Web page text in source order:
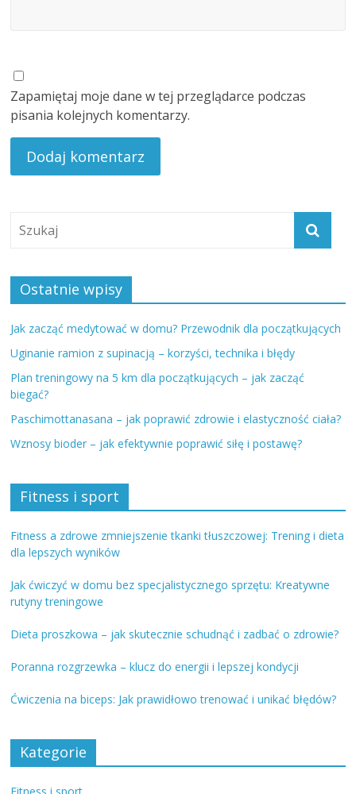
Zapamiętaj moje dane w tej przeglądarce podczas
pisania kolejnych komentarzy.
Ostatnie wpisy
Jak zacząć medytować w domu? Przewodnik dla początkujących
Uginanie ramion z supinacją – korzyści, technika i błędy
Plan treningowy na 5 km dla początkujących – jak zacząć
biegać?
Paschimottanasana – jak poprawić zdrowie i elastyczność ciała?
Wznosy bioder – jak efektywnie poprawić siłę i postawę?
Fitness i sport
Fitness a zdrowe zmniejszenie tkanki tłuszczowej: Trening i dieta
dla lepszych wyników
Jak ćwiczyć w domu bez specjalistycznego sprzętu: Kreatywne
rutyny treningowe
Dieta proszkowa – jak skutecznie schudnąć i zadbać o zdrowie?
Poranna rozgrzewka – klucz do energii i lepszej kondycji
Ćwiczenia na biceps: Jak prawidłowo trenować i unikać błędów?
Kategorie